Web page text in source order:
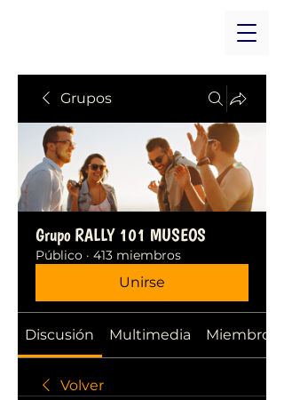
Grupos
Grupo RALLY 101 MUSEOS
Público · 413 miembros
Unirse
Discusión Multimedia Miembros
Volver